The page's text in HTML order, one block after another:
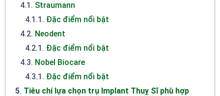
4.1 . Straumann
4.1.1 . Đặc điểm nổi bật
4.2. Neodent
4.2.1 . Đặc điểm nổi bật
4.3. Nobel Biocare
4.3.1 . Đặc điểm nổi bật
5. Tiêu chí lựa chọn trụ Implant Thuỵ Sĩ phù hợp